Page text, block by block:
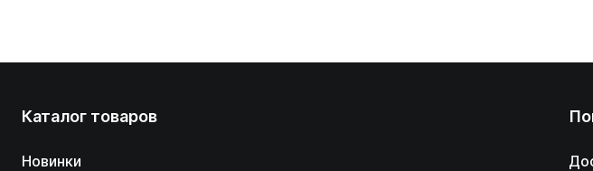
Каталог товаров
Новинки